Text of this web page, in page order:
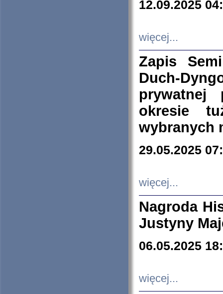
12.09.2025
więcej...
Zapis
Duch-
prywatnej
okresie
wybranych
29.05.2025
więcej...
Nagroda
Justyny
06.05.2025
więcej...